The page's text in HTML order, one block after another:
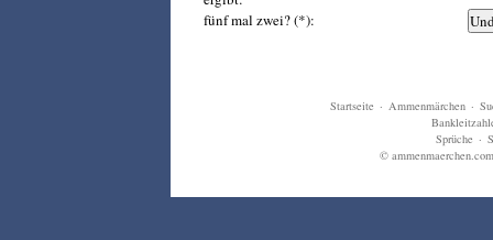
fünf mal zwei? (*):
Startseite · Ammenmärchen ·
Sprüche ·
©